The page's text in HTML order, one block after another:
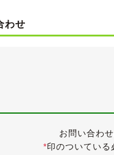
ノカバー)
ル ダークガンメタリッ
塗装セレクトレバーエス
わせ
お問い合わ
*印のついている